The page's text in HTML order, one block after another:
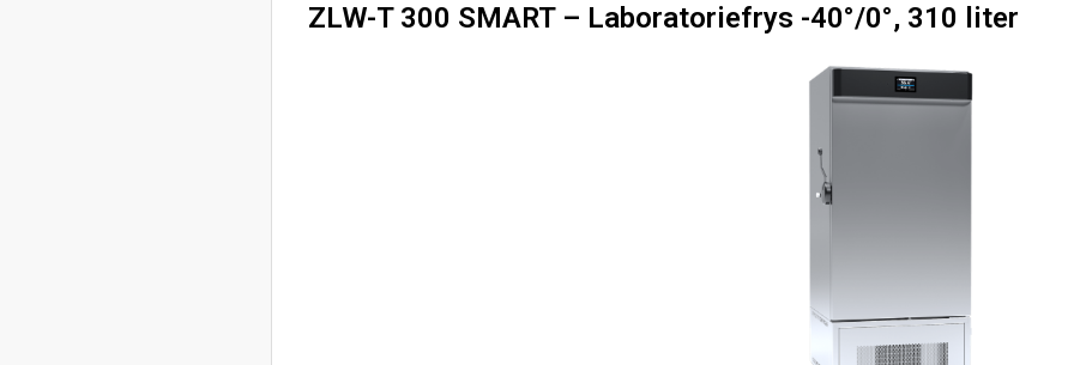
ZLW-T 300 SMART – Laboratoriefrys -40°/0°, 310 liter